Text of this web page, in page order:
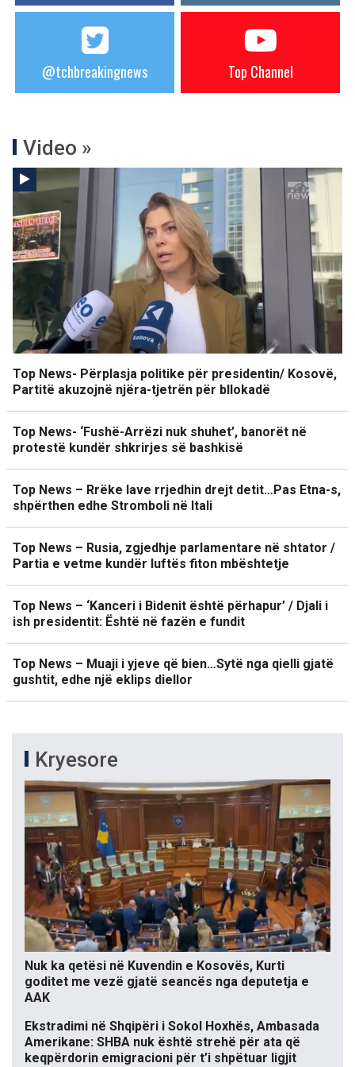
@tchbreakingnews Top Channel
Video »
Top News- Përplasja politike për presidentin/ Kosovë,
Partitë akuzojnë njëra-tjetrën për bllokadë
Top News- ‘Fushë-Arrëzi nuk shuhet’, banorët në
protestë kundër shkrirjes së bashkisë
Top News – Rrëke lave rrjedhin drejt detit…Pas Etna-s,
shpërthen edhe Stromboli në Itali
Top News – Rusia, zgjedhje parlamentare në shtator /
Partia e vetme kundër luftës fiton mbështetje
Top News – ‘Kanceri i Bidenit është përhapur’ / Djali i
ish presidentit: Është në fazën e fundit
Top News – Muaji i yjeve që bien…Sytë nga qielli gjatë
gushtit, edhe një eklips diellor
Kryesore
Nuk ka qetësi në Kuvendin e Kosovës, Kurti
goditet me vezë gjatë seancës nga deputetja e
AAK
Ekstradimi në Shqipëri i Sokol Hoxhës, Ambasada
Amerikane: SHBA nuk është strehë për ata që
keqpërdorin emigracioni për t’i shpëtuar ligjit